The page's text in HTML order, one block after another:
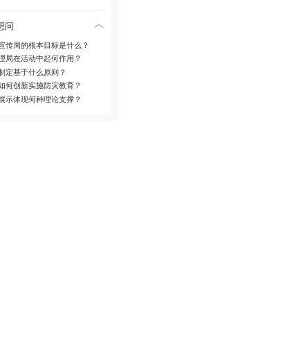
通过地标灯光秀、知识竞答
传遍城市角落。
针对台风、暴雨等风险，提
守护千家万户平安。
急管理局具体承办。
以“人人讲安全，个个会应
聚焦提高防灾减灾救灾能
详述
问
传周的根本目标是什么？
局在活动中起何作用？
定基于什么原则？
何创新实施防灾教育？
示体现何种理论支撑？